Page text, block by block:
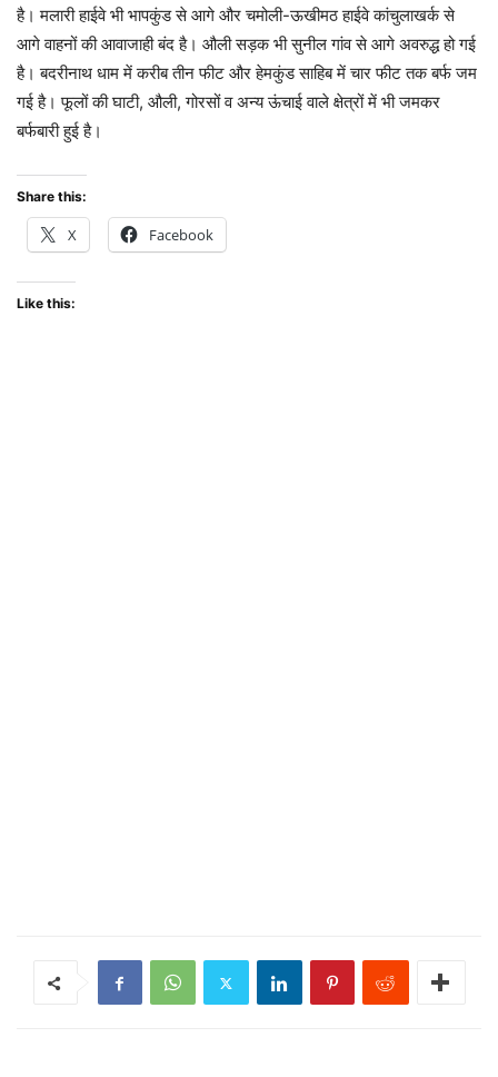
है। मलारी हाईवे भी भापकुंड से आगे और चमोली-ऊखीमठ हाईवे कांचुलाखर्क से
आगे वाहनों की आवाजाही बंद है। औली सड़क भी सुनील गांव से आगे अवरुद्ध हो गई
है। बदरीनाथ धाम में करीब तीन फीट और हेमकुंड साहिब में चार फीट तक बर्फ जम
गई है। फूलों की घाटी, औली, गोरसों व अन्य ऊंचाई वाले क्षेत्रों में भी जमकर
बर्फबारी हुई है।
Share this:
X Facebook
Like this: